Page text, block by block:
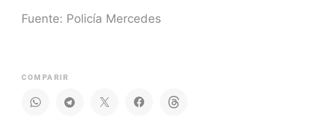
Fuente: Policía Mercedes
COMPARIR